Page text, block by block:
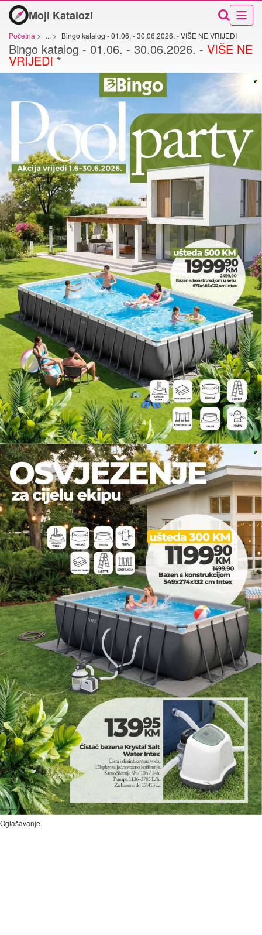
Moji Katalozi
Početna > ... > Bingo katalog - 01.06. - 30.06.2026. - VIŠE NE VRIJEDI
Bingo katalog - 01.06. - 30.06.2026. - VIŠE NE
VRIJEDI *
Oglašavanje